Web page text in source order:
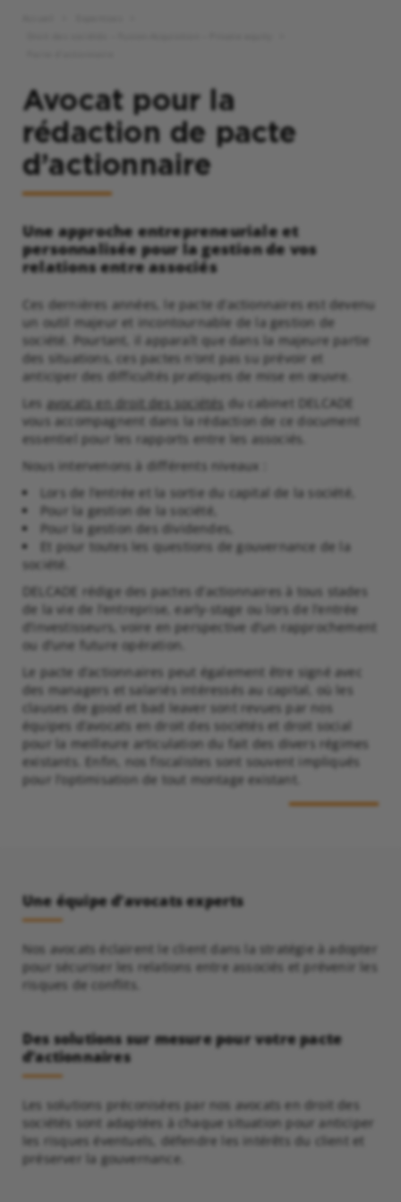
Avocat pour la
rédaction de pacte
d’actionnaire
Une approche entrepreneuriale et
personnalisée pour la gestion de vos
relations entre associés
Ces dernières années, le pacte d’actionnaires est devenu
un outil majeur et incontournable de la gestion de
société. Pourtant, il apparaît que dans la majeure partie
des situations, ces pactes n’ont pas su prévoir et
anticiper des difficultés pratiques de mise en œuvre.
Les avocats en droit des sociétés du cabinet DELCADE
vous accompagnent dans la rédaction de ce document
essentiel pour les rapports entre les associés.
Nous intervenons à différents niveaux :
Lors de l’entrée et la sortie du capital de la société,
Pour la gestion de la société,
Pour la gestion des dividendes,
Et pour toutes les questions de gouvernance de la
société.
DELCADE rédige des pactes d’actionnaires à tous stades
de la vie de l’entreprise, early-stage ou lors de l’entrée
d’investisseurs, voire en perspective d’un rapprochement
ou d’une future opération.
Le pacte d’actionnaires peut également être signé avec
des managers et salariés intéressés au capital, où les
clauses de good et bad leaver sont revues par nos
équipes d’avocats en droit des sociétés et droit social
pour la meilleure articulation du fait des divers régimes
existants. Enfin, nos fiscalistes sont souvent impliqués
pour l’optimisation de tout montage existant.
Une équipe d’avocats experts
Nos avocats éclairent le client dans la stratégie à adopter
pour sécuriser les relations entre associés et prévenir les
risques de conflits.
Des solutions sur mesure pour votre pacte
d’actionnaires
Les solutions préconisées par nos avocats en droit des
sociétés sont adaptées à chaque situation pour anticiper
les risques éventuels, défendre les intérêts du client et
préserver la gouvernance.